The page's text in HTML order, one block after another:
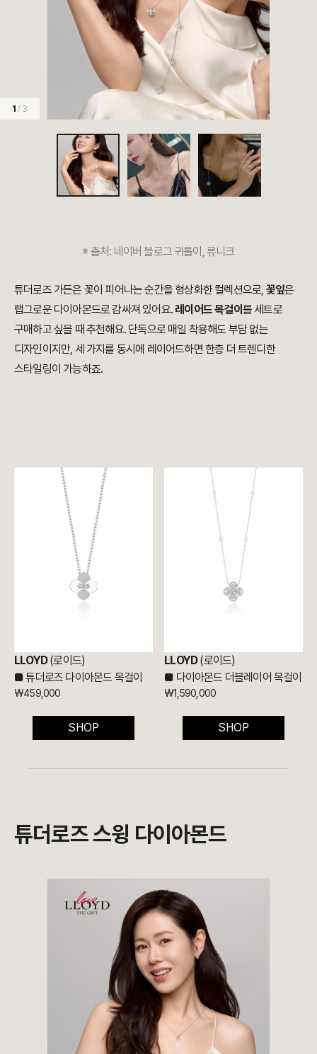
1 / 3
※ 출처: 네이버 블로그 귀톨이, 류니크
튜더로즈 가든은 꽃이 피어나는 순간을 형상화한 컬렉션으로, 꽃잎은
랩그로운 다이아몬드로 감싸져 있어요. 레이어드 목걸이 를 세트로
구매하고 싶을 때 추천해요. 단독으로 매일 착용해도 부담 없는
디자인이지만, 세 가지를 동시에 레이어드하면 한층 더 트렌디한
스타일링이 가능하죠.
LLOYD(로이드)
■ 튜더로즈 다이아몬드 목걸이
₩459,000
SHOP
LLOYD(로이드)
■ 다이아몬드 더블레이어 목걸이
₩1,590,000
SHOP
튜더로즈 스윙 다이아몬드